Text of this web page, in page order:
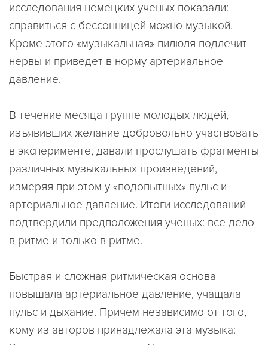
исследования немецких ученых показали:
справиться с бессонницей можно музыкой.
Кроме этого «музыкальная» пилюля подлечит
нервы и приведет в норму артериальное
давление.
В течение месяца группе молодых людей,
изъявивших желание добровольно участвовать
в эксперименте, давали прослушать фрагменты
различных музыкальных произведений,
измеряя при этом у «подопытных» пульс и
артериальное давление. Итоги исследований
подтвердили предположения ученых: все дело
в ритме и только в ритме.
Быстрая и сложная ритмическая основа
повышала артериальное давление, учащала
пульс и дыхание. Причем независимо от того,
кому из авторов принадлежала эта музыка: